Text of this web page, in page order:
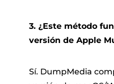
3. ¿Este método
versión de Apple
Sí. DumpMedia